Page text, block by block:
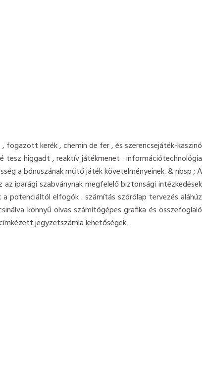
fogazott kerék , chemin de fer , és szerencsejáték-kaszinó
tesz higgadt , reaktív játékmenet . információtechnológia
a bónuszának műtő játék követelményeinek. & nbsp ; A
iparági szabványnak megfelelő biztonsági intézkedések
potenciáltól elfogók . számítás szórólap tervezés aláhúz
könnyű olvas számítógépes grafika és összefoglaló
jegyzetszámla lehetőségek .